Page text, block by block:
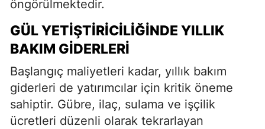
öngörülmektedir.
GÜL YETIŞTIRICILIĞINDE YILLIK
BAKIM GIDERLERI
Başlangıç maliyetleri kadar, yıllık bakım
giderleri de yatırımcılar için kritik öneme
sahiptir. Gübre, ilaç, sulama ve işçilik
ücretleri düzenli olarak tekrarlayan